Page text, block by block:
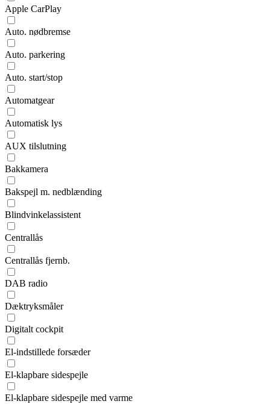
Apple CarPlay
Auto. nødbremse
Auto. parkering
Auto. start/stop
Automatgear
Automatisk lys
AUX tilslutning
Bakkamera
Bakspejl m. nedblænding
Blindvinkelassistent
Centrallås
Centrallås fjernb.
DAB radio
Dæktryksmåler
Digitalt cockpit
El-indstillede forsæder
El-klapbare sidespejle
El-klapbare sidespejle med varme